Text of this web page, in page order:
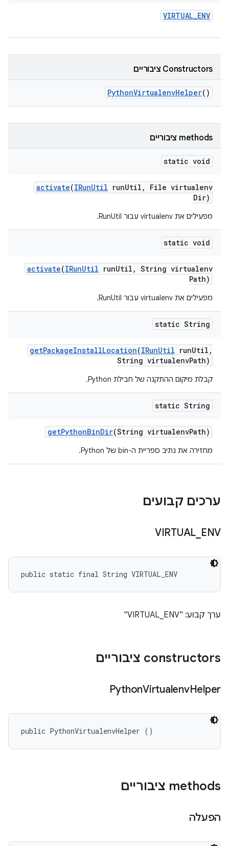
VIRTUAL_ENV
‫Constructors ציבוריים
PythonVirtualenvHelper()
‫methods ציבוריים
static void
activate(IRunUtil runUtil ,
File virtualenv
Dir)
מפעילים את virtualenv עבור RunUtil.
static void
activate(IRunUtil runUtil , String virtualenv
Path)
מפעילים את virtualenv עבור RunUtil.
static String
getPackageInstallLocation(IRunUtil runUtil ,
String virtualenvPath)
קבלת מיקום ההתקנה של חבילת Python.
static String
getPythonBinDir(String virtualenvPath)
מחזירה את נתיב ספריית ה-bin של Python.
ערכים קבועים
VIRTUAL ENV
public static final String VIRTUAL_ENV
ערך קבוע: "VIRTUAL_ENV"
‫constructors ציבוריים
PythonVirtualenvHelper
public PythonVirtualenvHelper ()
‫methods ציבוריים
הפעלה